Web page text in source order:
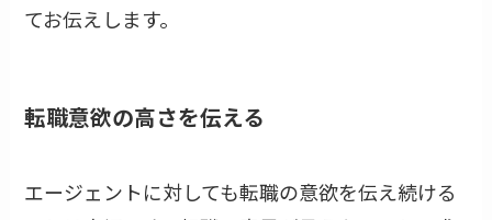
てお伝えします。
転職意欲の高さを伝える
エージェントに対しても転職の意欲を伝え続ける